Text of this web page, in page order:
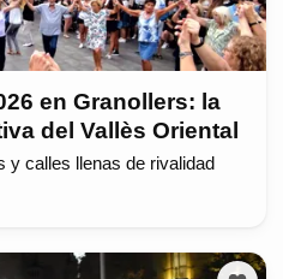
en Granollers: la
del Vallès Oriental
y calles llenas de rivalidad